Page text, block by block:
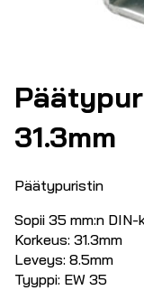
31.3mm
Päätypuristin
Sopii 35 mm:n DIN-
Korkeus: 31.3mm
Leveys: 8.5mm
Tyyppi: EW 35